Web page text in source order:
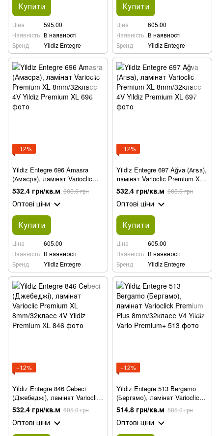
Купити
Ціна
595.00
Наявність В наявності
Бренд
Yildiz Entegre
Купити
Ціна
605.00
Наявність В наявності
Бренд
Yildiz Entegre
−12%
Yildiz Entegre 696 Amasra
(Амасра), ламінат Varioclic
Premium XL 8mm/32класс 4V
532.4 грн/кв.м 605.0 грн
Оптові ціни
Купити
Ціна
605.00
Наявність В наявності
Бренд
Yildiz Entegre
−12%
Yildiz Entegre 697 Ağva (Агва),
ламінат Varioclic Premium XL
8mm/32класс 4V
532.4 грн/кв.м 605.0 грн
Оптові ціни
Купити
Ціна
605.00
Наявність В наявності
Бренд
Yildiz Entegre
−12%
Yildiz Entegre 846 Cebeci
(Джебеджі), ламінат Varioclic
Premium XL 8mm/32класс 4V
532.4 грн/кв.м 605.0 грн
Оптові ціни
−12%
Yildiz Entegre 513 Bergamo
(Бергамо), ламінат Varioclick
Premium Plus 8mm/32класс
V4
514.8 грн/кв.м 585.0 грн
Оптові ціни